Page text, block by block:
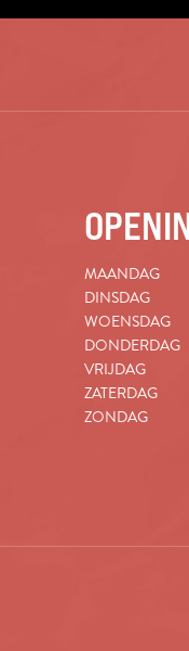
MAANDAG
DINSDAG
WOENSDAG
DONDERDAG
VRIJDAG
ZATERDAG
ZONDAG